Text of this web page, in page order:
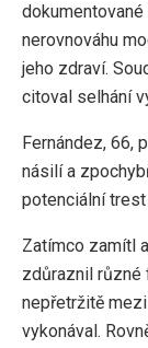
nerovnováhu
jeho zdraví.
citoval selhání
Fernández, 66,
násilí a
potenciální
Zatímco zamítl
zdůraznil různé
nepřetržitě
vykonával.